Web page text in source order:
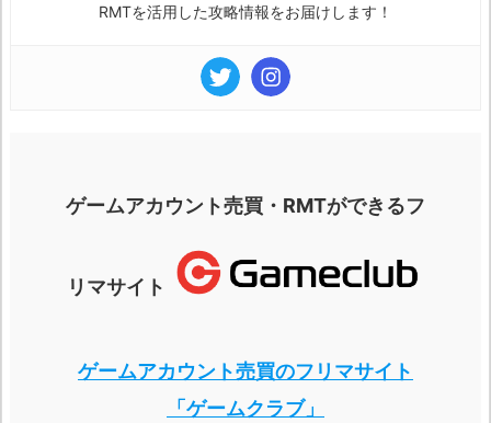
RMTを活用した攻略情報をお届けします！
ゲームアカウント売買・RMTができるフ
リマサイト
ゲームアカウント売買のフリマサイト
「ゲームクラブ」